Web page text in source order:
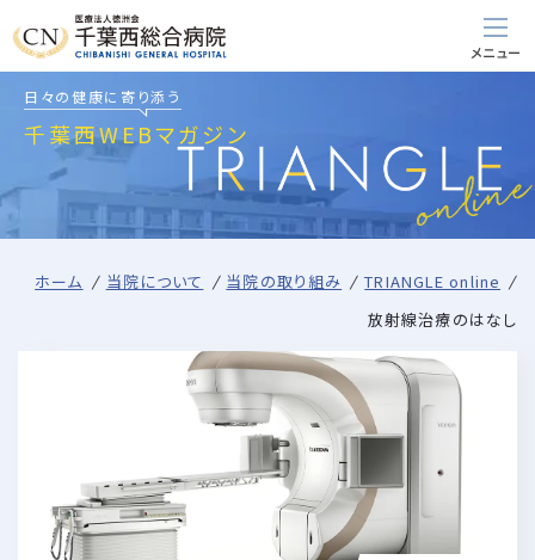
日々の健康に寄り添う
千葉西WEBマガジン
ホーム 当院について 当院の取り組み
TRIANGLE online
放射線治療のはなし